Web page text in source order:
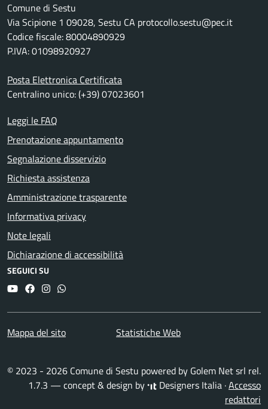
Comune di Sestu
Via Scipione 1 09028, Sestu CA protocollo.sestu@pec.it
Codice fiscale: 80004890929
P.IVA: 01098920927
Posta Elettronica Certificata
Centralino unico: (+39) 07023601
Leggi le FAQ
Prenotazione appuntamento
Segnalazione disservizio
Richiesta assistenza
Amministrazione trasparente
Informativa privacy
Note legali
Dichiarazione di accessibilità
SEGUICI SU
YouTubeFacebookInstagram
Whatsapp
Mappa del sito Statistiche Web
© 2023 - 2026 Comune di Sestu powered by Golem Net srl rel.
1.7.3 — concept & design by
Designers Italia ·Accesso
redattori